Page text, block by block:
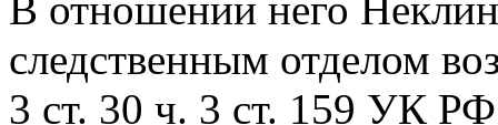
В отношении него
следственным отделом
3 ст. 30 ч. 3 ст. 159 УК